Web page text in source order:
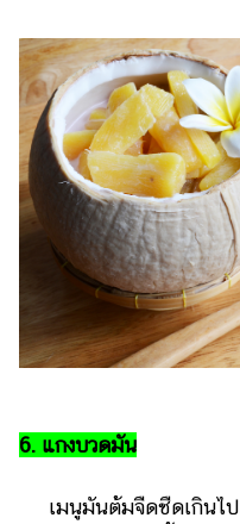
6. แกงบวดมัน
เมนูมันต้มจืดชืดเกินไป